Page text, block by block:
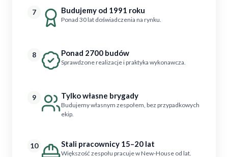
7 Budujemy od 1991 roku
Ponad 30 lat doświadczenia na rynku.
8 Ponad 2700 budów
Sprawdzone realizacje i praktyka wykonawcza.
9 Tylko własne brygady
Budujemy własnym zespołem, bez przypadkowych
ekip.
10 Stali pracownicy 15–20 lat
Większość zespołu pracuje w New-House od lat.